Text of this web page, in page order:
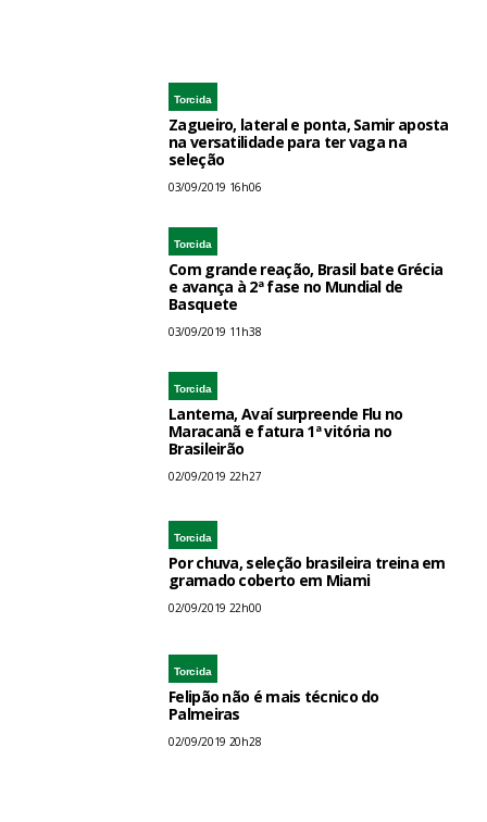
Torcida
Zagueiro, lateral e ponta, Samir aposta
na versatilidade para ter vaga na
seleção
03/09/2019 16h06
Torcida
Com grande reação, Brasil bate Grécia
e avança à 2ª fase no Mundial de
Basquete
03/09/2019 11h38
Torcida
Lanterna, Avaí surpreende Flu no
Maracanã e fatura 1ª vitória no
Brasileirão
02/09/2019 22h27
Torcida
Por chuva, seleção brasileira treina em
gramado coberto em Miami
02/09/2019 22h00
Torcida
Felipão não é mais técnico do
Palmeiras
02/09/2019 20h28